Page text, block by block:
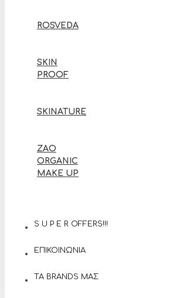
ROSVEDA
SKIN
PROOF
SKINATURE
ZAO
ORGANIC
MAKE UP
S U P E R OFFERS!!!
ΕΠΙΚΟΙΝΩΝΙΑ
ΤΑ BRANDS ΜΑΣ